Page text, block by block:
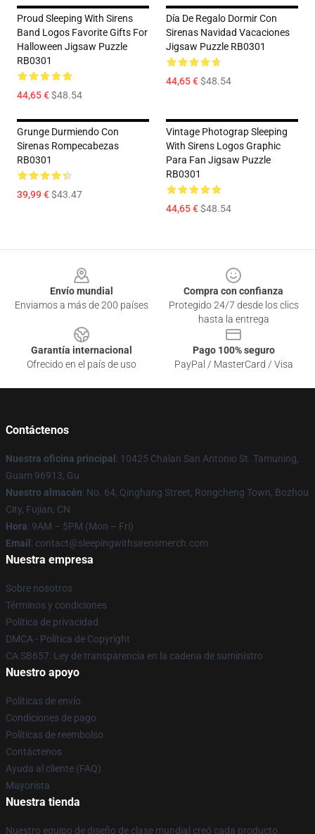
Proud Sleeping With Sirens
Band Logos Favorite Gifts For
Halloween Jigsaw Puzzle
RB0301
44,65 €$48.54
Día De Regalo Dormir Con
Sirenas Navidad Vacaciones
Jigsaw Puzzle RB0301
44,65 €$48.54
Grunge Durmiendo Con
Sirenas Rompecabezas
RB0301
39,99 €$43.47
Vintage Photograp Sleeping
With Sirens Logos Graphic
Para Fan Jigsaw Puzzle
RB0301
44,65 €$48.54
Envío mundial
Enviamos a más de 200 países
Compra con confianza
Protegido 24/7 desde los clics
hasta la entrega
Garantía internacional
Ofrecido en el país de uso
Pago 100% seguro
PayPal / MasterCard / Visa
Contáctenos
Nuestra oficina principal : 10425 Chalan San Antonio St. Tamuning,
Guam 96913, Gu
Nuestro almacén: No. 64, Qinghang Street, Rongcheng Town, Bozhou
City, Fujian, CN
Hora: 9AM – 5PM (Mon – Fri)
Email : contact@sleepingwithsirensmerch.com
Nuestra empresa
Sobre nosotros
Términos y condiciones
Política de privacidad
DMCA - Política de Copyright
CA SB657: Ley de transparencia en la cadena de suministro
Nuestro apoyo
Políticas de envío
Condiciones de pago
Políticas de reembolso
Contáctenos
Ayuda al cliente (FAQ)
Mayorista
Nuestra tienda
Nuestro equipo de diseño de clase mundial creó cada producto.